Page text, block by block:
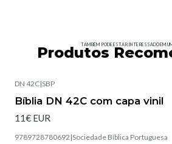
TAMBÉM PODE ESTAR INTERESSADO EM
Produtos
DN 42C|SBP
Bíblia DN 42C com capa vinil
11€ EUR
9789728780692 |Sociedade Bíblica Portuguesa